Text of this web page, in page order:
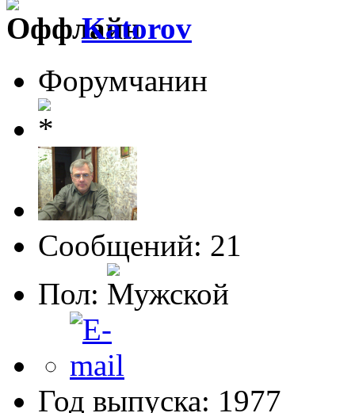
Katorov
Форумчанин
Сообщений: 21
Пол:
Год выпуска: 1977